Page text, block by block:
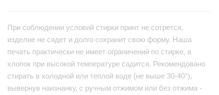
При соблюдении условий стирки принт не сотрется,
изделие не сядет и долго сохранит свою форму. Наша
печать практически не имеет ограничений по стирке, а
хлопок при высокой температуре садится. Рекомендовано
стирать в холодной или теплой воде (не выше 30-40°),
вывернув наизнанку, с ручным отжимом или без отжима -